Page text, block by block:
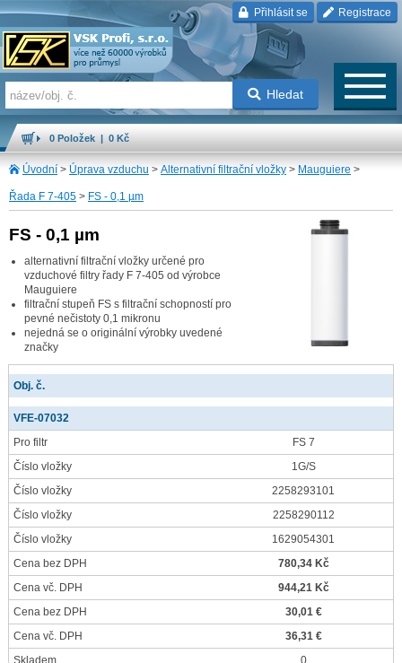
Přihlásit se Registrace
Hledat
0 Položek | 0 Kč
Úvodní > Úprava vzduchu > Alternativní filtrační vložky > Mauguiere >
Řada F 7-405 > FS - 0,1 µm
FS - 0,1 µm
alternativní filtrační vložky určené pro
vzduchové filtry řady F 7-405 od výrobce
Mauguiere
filtrační stupeň FS s filtrační schopností pro
pevné nečistoty 0,1 mikronu
nejedná se o originální výrobky uvedené
značky
Obj. č.
VFE-07032
Pro filtr
FS 7
Číslo vložky
1G/S
Číslo vložky
2258293101
Číslo vložky
2258290112
Číslo vložky
1629054301
Cena bez DPH
780,34 Kč
Cena vč. DPH
944,21 Kč
Cena bez DPH
30,01 €
Cena vč. DPH
36,31 €
Skladem
0